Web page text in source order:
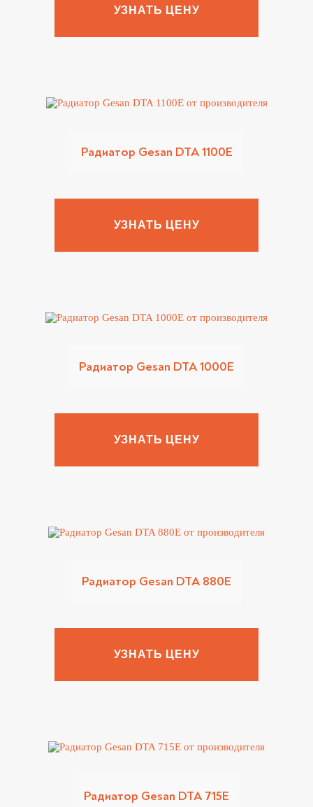
УЗНАТЬ ЦЕНУ
Радиатор Gesan DTA 1100E
УЗНАТЬ ЦЕНУ
Радиатор Gesan DTA 1000E
УЗНАТЬ ЦЕНУ
Радиатор Gesan DTA 880E
УЗНАТЬ ЦЕНУ
Радиатор Gesan DTA 715E